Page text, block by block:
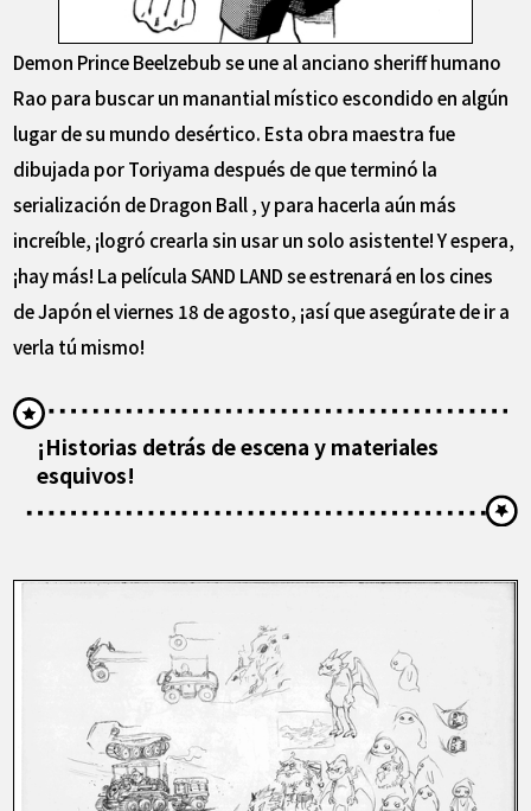
Demon Prince Beelzebub se une al anciano sheriff humano
Rao para buscar un manantial místico escondido en algún
lugar de su mundo desértico. Esta obra maestra fue
dibujada por Toriyama después de que terminó la
serialización de Dragon Ball , y para hacerla aún más
increíble, ¡logró crearla sin usar un solo asistente! Y espera,
¡hay más! La película SAND LAND se estrenará en los cines
de Japón el viernes 18 de agosto, ¡así que asegúrate de ir a
verla tú mismo!
¡Historias detrás de escena y materiales
esquivos!